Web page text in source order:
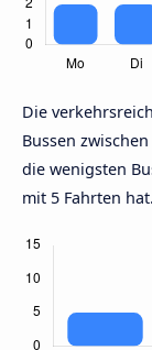
Die
Bussen
die wenigsten
mit 5 Fahrten hat.